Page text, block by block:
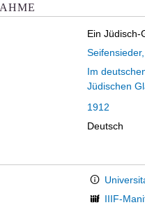
Ein Jüdisch-
Im
Jüdischen
1912
Deutsch
IIIF-